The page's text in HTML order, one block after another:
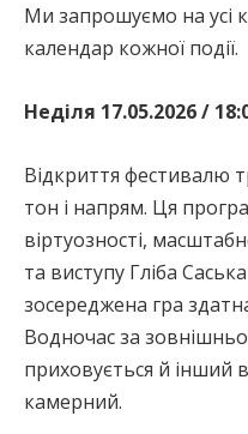
Ми запрошуємо на усі
календар кожної події.
Неділя 17.05.2026 /
Відкриття фестивалю
тон і напрям. Ця
віртуозності,
та виступу Гліба
зосереджена гра
Водночас за
приховується й інший
камерний.